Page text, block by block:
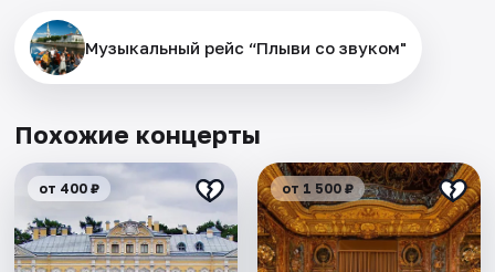
Музыкальный рейс “Плыви со звуком"
Похожие концерты
от 400 ₽ от 1 500 ₽